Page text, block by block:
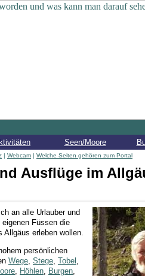
Seen/Moore
| Webcam | Welche Seiten gehören zum Portal
Ausflüge im
an alle Urlauber und
Füssen die
Allgäus erleben wollen.
persönlichen
Wege, Stege, Tobel ,
, Höhlen, Burgen,